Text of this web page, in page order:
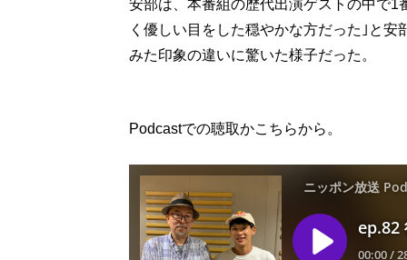
安部は、本番組の歴代出演ゲストの中で
く優しい目をした穏やかな方だった｣と
みた印象の違いに驚いた様子だった。
Podcastでの聴取かこちらから。